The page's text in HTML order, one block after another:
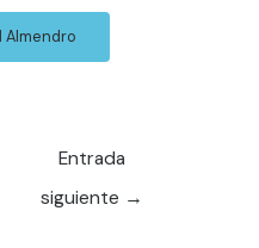
Almendro
Entrada
siguiente →